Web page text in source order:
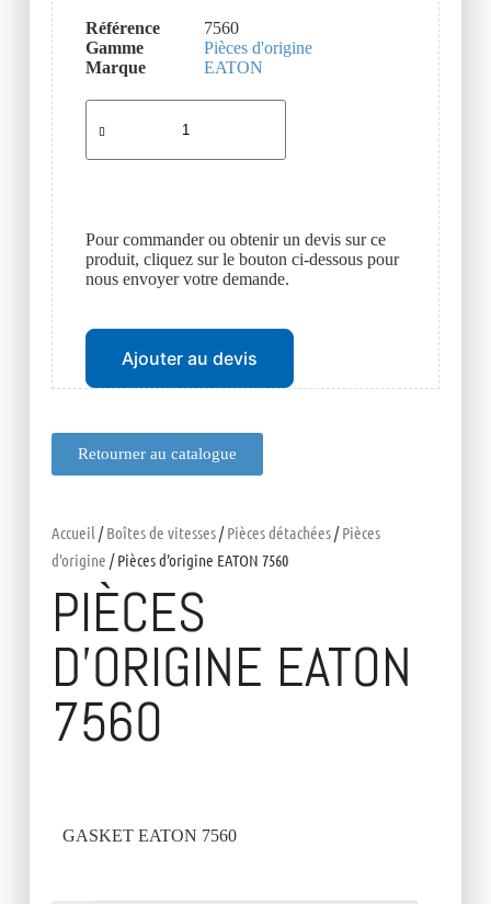
Retourner au catalogue
Accueil /Boîtes de vitesses/Pièces détachées/Pièces
d'origine / Pièces d’origine EATON 7560
PIÈCES
D’ORIGINE EATON
7560
GASKET EATON 7560
Référence
7560
Gamme
Pièces d'origine
Marque
EATON
Pour commander ou obtenir un devis sur ce
produit, cliquez sur le bouton ci-dessous pour
nous envoyer votre demande.
Ajouter au devis